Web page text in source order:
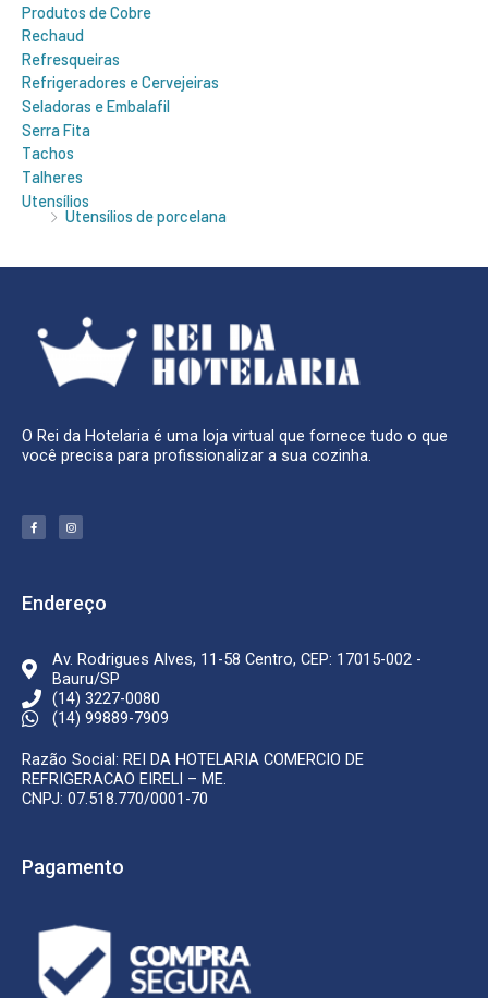
Produtos de Cobre
Rechaud
Refresqueiras
Refrigeradores e Cervejeiras
Seladoras e Embalafil
Serra Fita
Tachos
Talheres
Utensílios
Utensílios de porcelana
O Rei da Hotelaria é uma loja virtual que fornece tudo o que
você precisa para profissionalizar a sua cozinha.
F
a
c
k
-
I
n
s
m
Endereço
Av. Rodrigues Alves, 11-58 Centro, CEP: 17015-002 -
Bauru/SP
(14) 3227-0080
(14) 99889-7909
Razão Social: REI DA HOTELARIA COMERCIO DE
REFRIGERACAO EIRELI – ME.
CNPJ: 07.518.770/0001-70
Pagamento